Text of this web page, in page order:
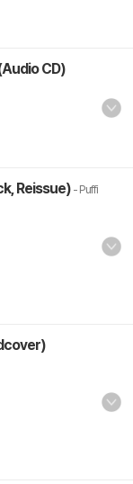
CD)
Reissue) - Puffi